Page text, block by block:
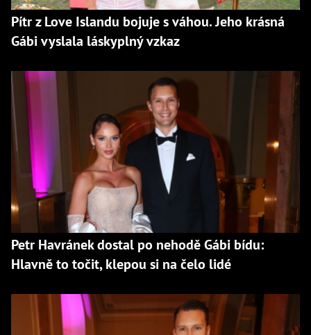
Pítr z Love Islandu bojuje s váhou. Jeho krásná
Gábi vyslala láskyplný vzkaz
Petr Havránek dostal po nehodě Gábi bídu:
Hlavně to točit, klepou si na čelo lidé